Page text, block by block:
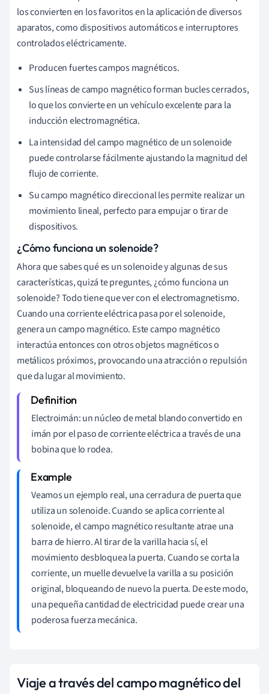
los convierten en los favoritos en la aplicación de diversos
aparatos, como dispositivos automáticos e interruptores
controlados eléctricamente.
Producen fuertes campos magnéticos.
Sus líneas de campo magnético forman bucles cerrados,
lo que los convierte en un vehículo excelente para la
inducción electromagnética.
La intensidad del campo magnético de un solenoide
puede controlarse fácilmente ajustando la magnitud del
flujo de corriente.
Su campo magnético direccional les permite realizar un
movimiento lineal, perfecto para empujar o tirar de
dispositivos.
¿Cómo funciona un solenoide?
Ahora que sabes qué es un solenoide y algunas de sus
características, quizá te preguntes, ¿cómo funciona un
solenoide? Todo tiene que ver con el electromagnetismo.
Cuando una corriente eléctrica pasa por el solenoide,
genera un campo magnético. Este campo magnético
interactúa entonces con otros objetos magnéticos o
metálicos próximos, provocando una atracción o repulsión
que da lugar al movimiento.
Electroimán: un núcleo de metal blando convertido en
imán por el paso de corriente eléctrica a través de una
bobina que lo rodea.
Veamos un ejemplo real, una cerradura de puerta que
utiliza un solenoide. Cuando se aplica corriente al
solenoide, el campo magnético resultante atrae una
barra de hierro. Al tirar de la varilla hacia sí, el
movimiento desbloquea la puerta. Cuando se corta la
corriente, un muelle devuelve la varilla a su posición
original, bloqueando de nuevo la puerta. De este modo,
una pequeña cantidad de electricidad puede crear una
poderosa fuerza mecánica.
Viaje a través del campo magnético del